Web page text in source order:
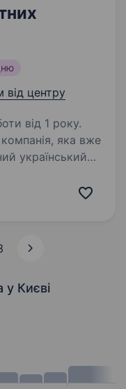
від центру
від 1 року.
яка вже
український
матеріали —
у Києві